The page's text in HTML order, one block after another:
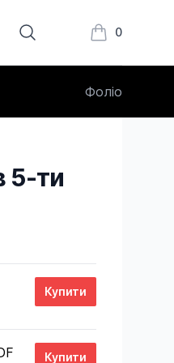
0
Книжки в
Фоліо
5-ти